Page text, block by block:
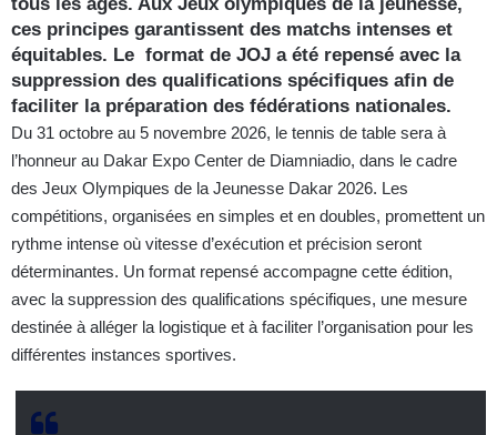
ces principes garantissent des matchs intenses et
équitables. Le format de JOJ a été repensé avec la
suppression des qualifications spécifiques afin de
faciliter la préparation des fédérations nationales.
Du 31 octobre au 5 novembre 2026, le tennis de table sera à
l’honneur au Dakar Expo Center de Diamniadio, dans le cadre
des Jeux Olympiques de la Jeunesse Dakar 2026. Les
compétitions, organisées en simples et en doubles, promettent un
rythme intense où vitesse d’exécution et précision seront
déterminantes. Un format repensé accompagne cette édition,
avec la suppression des qualifications spécifiques, une mesure
destinée à alléger la logistique et à faciliter l’organisation pour les
différentes instances sportives.